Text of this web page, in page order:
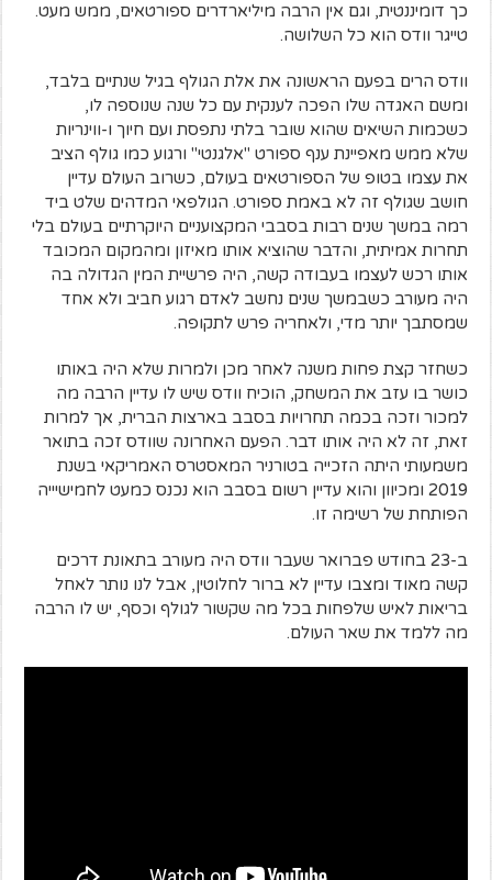
כך דומיננטית, וגם אין הרבה מיליארדרים ספורטאים, ממש מעט.
טייגר וודס הוא כל השלושה.
וודס הרים בפעם הראשונה את אלת הגולף בגיל שנתיים בלבד,
ומשם האגדה שלו הפכה לענקית עם כל שנה שנוספה לו,
כשכמות השיאים שהוא שובר בלתי נתפסת ועם חיוך ו-ווינריות
שלא ממש מאפיינת ענף ספורט "אלגנטי" ורגוע כמו גולף הציב
את עצמו בטופ של הספורטאים בעולם, כשרוב העולם עדיין
חושב שגולף זה לא באמת ספורט. הגולפאי המדהים שלט ביד
רמה במשך שנים רבות בסבבי המקצועניים היוקרתיים בעולם בלי
תחרות אמיתית, והדבר שהוציא אותו מאיזון ומהמקום המכובד
אותו רכש לעצמו בעבודה קשה, היה פרשיית המין הגדולה בה
היה מעורב כשבמשך שנים נחשב לאדם רגוע חביב ולא אחד
שמסתבך יותר מדי, ולאחריה פרש לתקופה.
כשחזר קצת פחות משנה לאחר מכן ולמרות שלא היה באותו
כושר בו עזב את המשחק, הוכיח וודס שיש לו עדיין הרבה מה
למכור וזכה בכמה תחרויות בסבב בארצות הברית, אך למרות
זאת, זה לא היה אותו דבר. הפעם האחרונה שוודס זכה בתואר
משמעותי היתה הזכייה בטורניר המאסטרס האמריקאי בשנת
2019 ומכיוון והוא עדיין רשום בסבב הוא נכנס כמעט לחמישיייה
הפותחת של רשימה זו.
ב-23 בחודש פברואר שעבר וודס היה מעורב בתאונת דרכים
קשה מאוד ומצבו עדיין לא ברור לחלוטין, אבל לנו נותר לאחל
בריאות לאיש שלפחות בכל מה שקשור לגולף וכסף, יש לו הרבה
מה ללמד את שאר העולם.